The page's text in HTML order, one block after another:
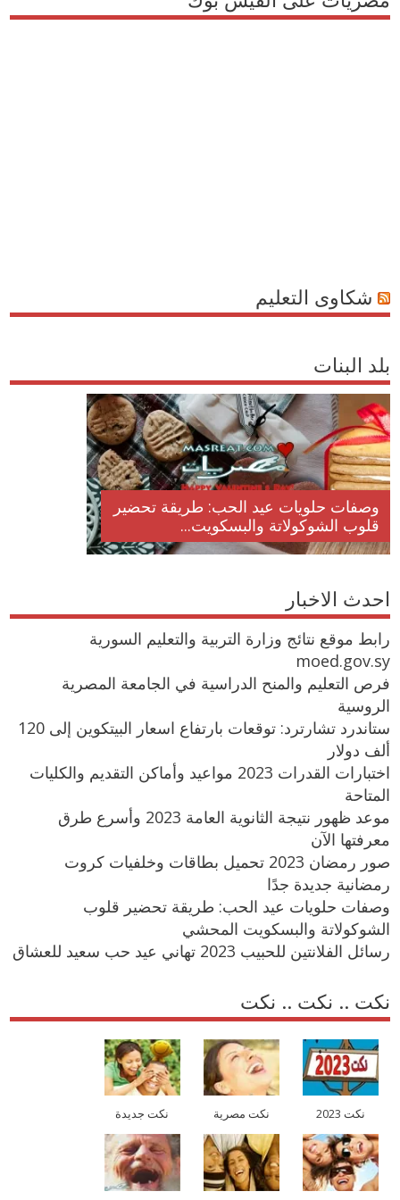
شكاوى التعليم
بلد البنات
وصفات حلويات عيد الحب: طريقة تحضير
قلوب الشوكولاتة والبسكويت...
احدث الاخبار
رابط موقع نتائج وزارة التربية والتعليم السورية
moed.gov.sy
فرص التعليم والمنح الدراسية في الجامعة المصرية
الروسية
ستاندرد تشارترد: توقعات بارتفاع اسعار البيتكوين إلى 120
ألف دولار
اختبارات القدرات 2023 مواعيد وأماكن التقديم والكليات
المتاحة
موعد ظهور نتيجة الثانوية العامة 2023 وأسرع طرق
معرفتها الآن
صور رمضان 2023 تحميل بطاقات وخلفيات كروت
رمضانية جديدة جدًا
وصفات حلويات عيد الحب: طريقة تحضير قلوب
الشوكولاتة والبسكويت المحشي
رسائل الفلانتين للحبيب 2023 تهاني عيد حب سعيد للعشاق
نكت .. نكت .. نكت
نكت 2023 نكت مصرية نكت جديدة